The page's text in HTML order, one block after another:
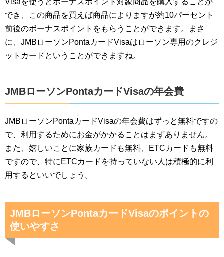
でき、この商品を買えば商品によりますが約10パーセント
前後のボーナスポイントをもらうことができます。まさ
に、JMBローソンPontaカードVisaはローソン専用のクレジ
ットカードということができますね。
JMBローソンPontaカードVisaの年会費
JMBローソンPontaカードVisaの年会費はずっと無料ですの
で、利用するためにお金がかかることはまずありません。
また、嬉しいことに家族カードも無料、ETCカードも無料
ですので、特にETCカードを持っていない人は積極的に利
用するといいでしょう。
JMBローソンPontaカードVisaのポイントの
使いやすさ